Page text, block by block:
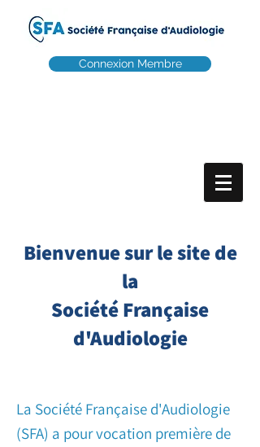
Connexion Membre
Bienvenue sur le site de
la
Société Française
d'Audiologie
La Société Française d'Audiologie
(SFA) a pour vocation première de